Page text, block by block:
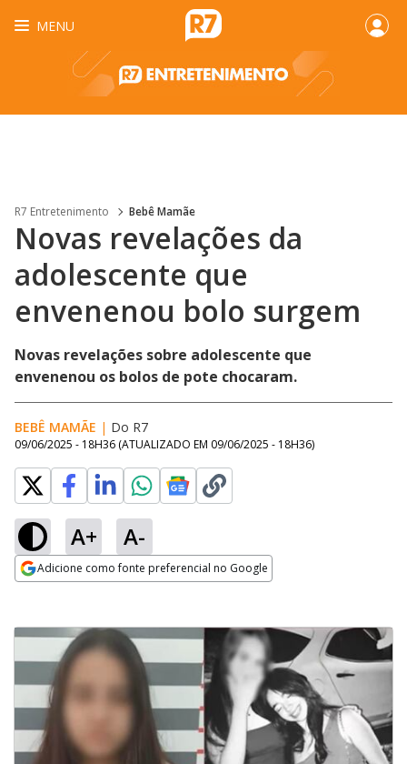
MENU
R7 Entretenimento Bebê Mamãe
Novas revelações da
adolescente que
envenenou bolo surgem
Novas revelações sobre adolescente que
envenenou os bolos de pote chocaram.
BEBÊ MAMÃE | Do R7
09/06/2025 - 18H36 (ATUALIZADO EM 09/06/2025 - 18H36)
A+ A-
Adicione como fonte preferencial no Google